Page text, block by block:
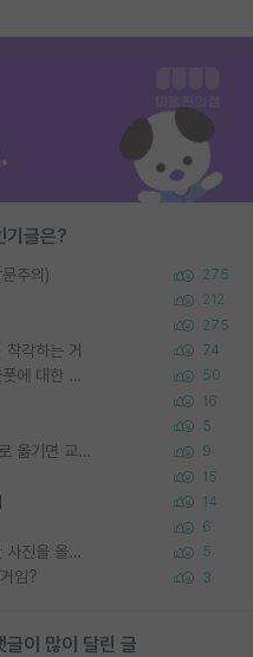
기글은?
주의) 275
212
275
각하는 거 74
포스텍 억까에 대해 (동문의 학문적 아웃풋에 대한 반박) 50
16
5
SSH 박사과정을 그만두고 지방대 박사로 옮기면 교수의 꿈은 끝일까요? 9
15
14
6
정보보안 연구하는 입장에선 식별가능한 사진을 올리는건 비추이긴함 5
임? 3
이 많이 달린 글